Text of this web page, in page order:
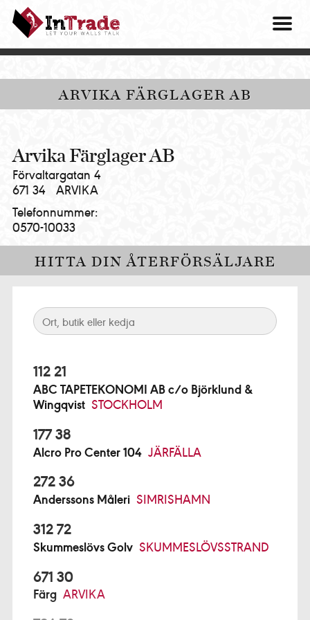
Intrade
ITG
AB
|
your
talk
ARVIKA FÄRGLAGER AB
Arvika Färglager AB
Förvaltargatan 4
671 34
ARVIKA
Telefonnummer:
0570-10033
HITTA DIN ÅTERFÖRSÄLJARE
112 21
ABC TAPETEKONOMI AB c/o Björklund &
Wingqvist STOCKHOLM
177 38
Alcro Pro Center 104 JÄRFÄLLA
272 36
Anderssons Måleri SIMRISHAMN
312 72
Skummeslövs Golv SKUMMESLÖVSSTRAND
671 30
Färg ARVIKA
OM
VÅRA
HITTA